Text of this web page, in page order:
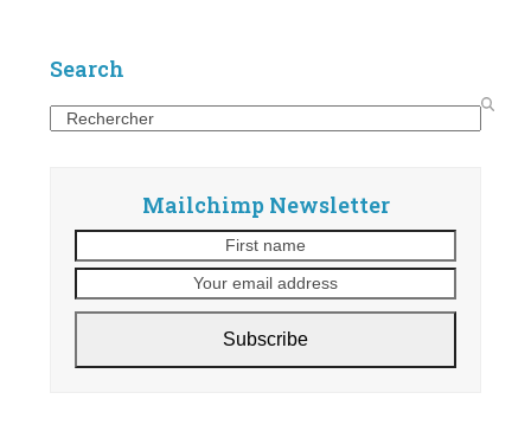
Search
Search
Mailchimp Newsletter
name
email
Subscribe